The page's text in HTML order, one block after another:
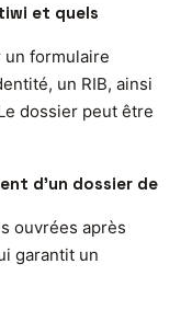
et quels
un formulaire
un RIB, ainsi
dossier peut être
d’un dossier de
ouvrées après
garantit un